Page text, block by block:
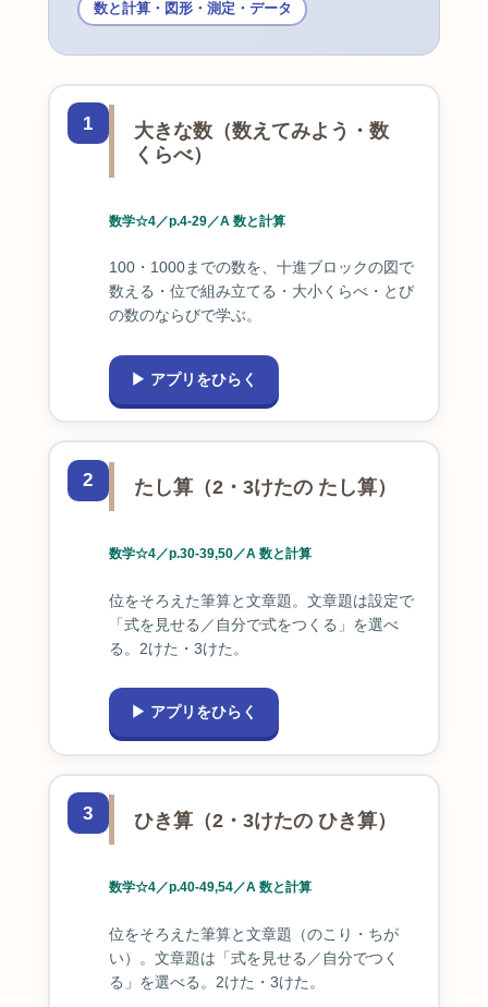
数と計算・図形・測定・データ
1
大きな数（数えてみよう・数
くらべ）
数学☆4／p.4-29／A 数と計算
100・1000までの数を、十進ブロックの図で
数える・位で組み立てる・大小くらべ・とび
の数のならびで学ぶ。
▶ アプリをひらく
2 たし算（2・3けたの たし算）
数学☆4／p.30-39,50／A 数と計算
位をそろえた筆算と文章題。文章題は設定で
「式を見せる／自分で式をつくる」を選べ
る。2けた・3けた。
▶ アプリをひらく
3 ひき算（2・3けたの ひき算）
数学☆4／p.40-49,54／A 数と計算
位をそろえた筆算と文章題（のこり・ちが
い）。文章題は「式を見せる／自分でつく
る」を選べる。2けた・3けた。